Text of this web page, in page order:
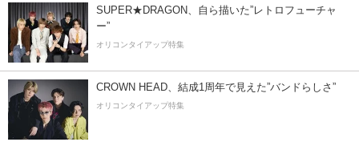
SUPER★DRAGON、自ら描いた”レトロフューチャ
ー”
オリコンタイアップ特集
CROWN HEAD、結成1周年で見えた”バンドらしさ”
オリコンタイアップ特集